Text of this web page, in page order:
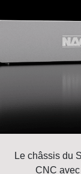
Le châssis du
CNC